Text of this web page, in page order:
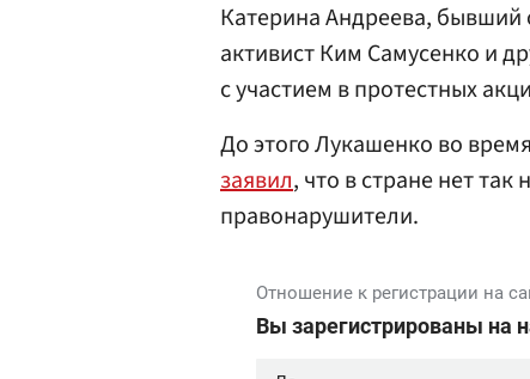
Катерина Андреева,
активист Ким Самусенко и
с участием в протестных
До этого Лукашенко во
заявил, что в стране нет
правонарушители.